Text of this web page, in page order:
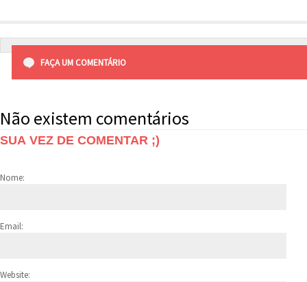
FAÇA UM COMENTÁRIO
Não existem comentários
SUA VEZ DE COMENTAR ;)
Nome:
Email:
Website: